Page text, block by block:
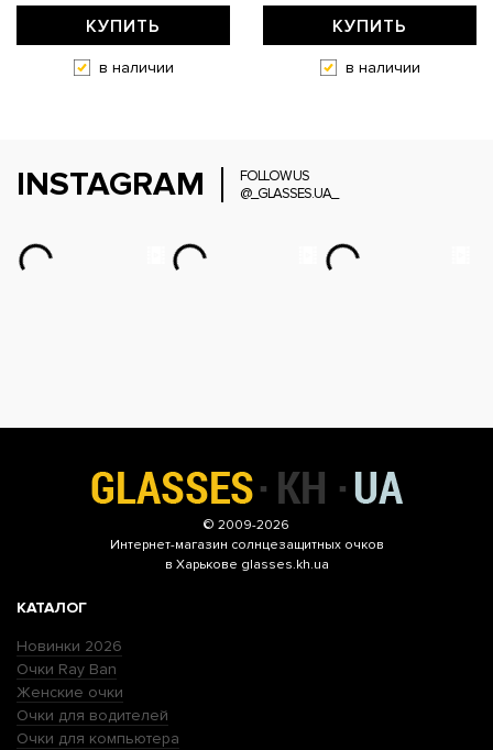
КУПИТЬ
в наличии
КУПИТЬ
в наличии
INSTAGRAM
FOLLOW US
@_GLASSES.UA_
© 2009-2026
Интернет-магазин солнцезащитных очков
в Харькове glasses.kh.ua
КАТАЛОГ
Новинки 2026
Очки Ray Ban
Женские очки
Очки для водителей
Очки для компьютера